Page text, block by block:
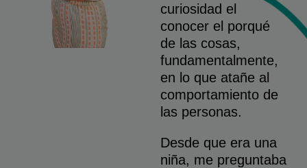
curiosidad el
conocer el porqué
de las cosas,
fundamentalmente,
en lo que atañe al
comportamiento de
las personas.
Desde que era una
niña, me preguntaba